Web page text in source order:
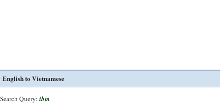
English to Vietnamese
Search Query: ibm